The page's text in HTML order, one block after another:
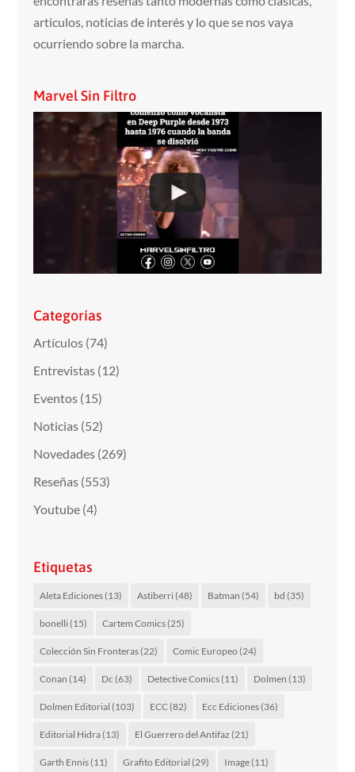
articulos, noticias de interés y lo que se nos vaya
ocurriendo sobre la marcha.
Marvel Sin Filtro
Categorías
Artículos (74)
Entrevistas (12)
Eventos (15)
Noticias (52)
Novedades (269)
Reseñas (553)
Youtube (4)
Etiquetas
Aleta Ediciones(13) Astiberri(48) Batman (54) bd (35)
bonelli(15) Cartem Comics(25)
Colección Sin Fronteras(22) Comic Europeo (24)
Conan (14) Dc (63) Detective Comics(11) Dolmen (13)
Dolmen Editorial (103) ECC(82) Ecc Ediciones(36)
Editorial Hidra(13) El Guerrero del Antifaz (21)
Garth Ennis(11) Grafito Editorial (29) Image(11)